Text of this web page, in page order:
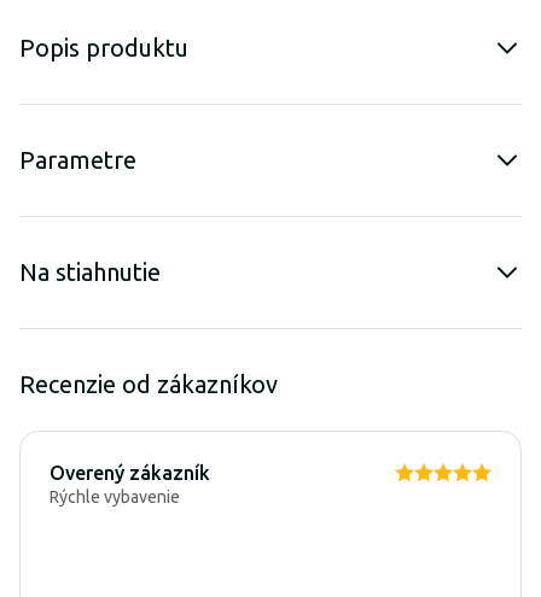
Popis produktu
Parametre
Na stiahnutie
Recenzie od zákazníkov
Overený zákazník
Rýchle vybavenie